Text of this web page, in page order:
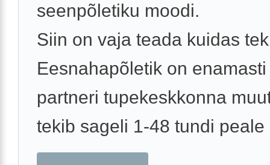
seenpõletiku moodi.
Siin on vaja teada kuidas
Eesnahapõletik on
partneri tupekeskkonna
tekib sageli 1-48 tundi peale